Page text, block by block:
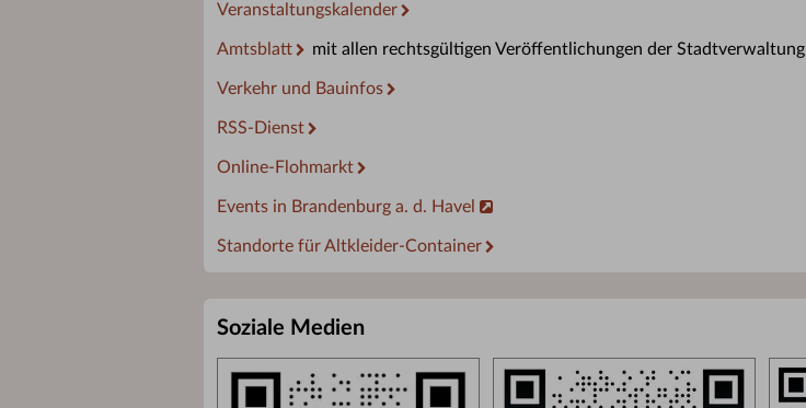
Veranstaltungskalender
Amtsblatt mit allen rechtsgültigen Veröffentlichungen der Stadtverwaltung
Verkehr und Bauinfos
RSS-Dienst
Online-Flohmarkt
Events in Brandenburg a. d. Havel
Standorte für Altkleider-Container
Soziale Medien